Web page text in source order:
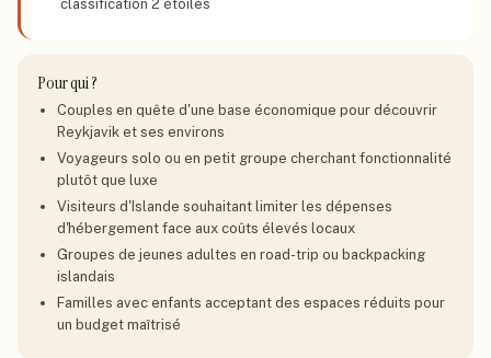
classification 2 étoiles
Pour qui ?
Couples en quête d'une base économique pour découvrir
Reykjavik et ses environs
Voyageurs solo ou en petit groupe cherchant fonctionnalité
plutôt que luxe
Visiteurs d'Islande souhaitant limiter les dépenses
d'hébergement face aux coûts élevés locaux
Groupes de jeunes adultes en road-trip ou backpacking
islandais
Familles avec enfants acceptant des espaces réduits pour
un budget maîtrisé